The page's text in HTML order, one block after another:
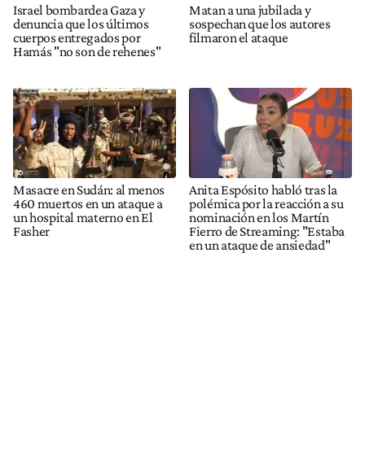
Israel bombardea Gaza y
denuncia que los últimos
cuerpos entregados por
Hamás "no son de rehenes"
Matan a una jubilada y
sospechan que los autores
filmaron el ataque
Masacre en Sudán: al menos
460 muertos en un ataque a
un hospital materno en El
Fasher
Anita Espósito habló tras la
polémica por la reacción a su
nominación en los Martín
Fierro de Streaming: "Estaba
en un ataque de ansiedad"